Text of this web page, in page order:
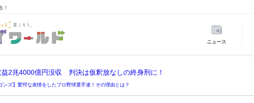
！
ニュース
益2兆4000億円没収 判決は仮釈放なしの終身刑に！
ンズ】驚愕な表情をしたプロ野球選手達！その理由とは？